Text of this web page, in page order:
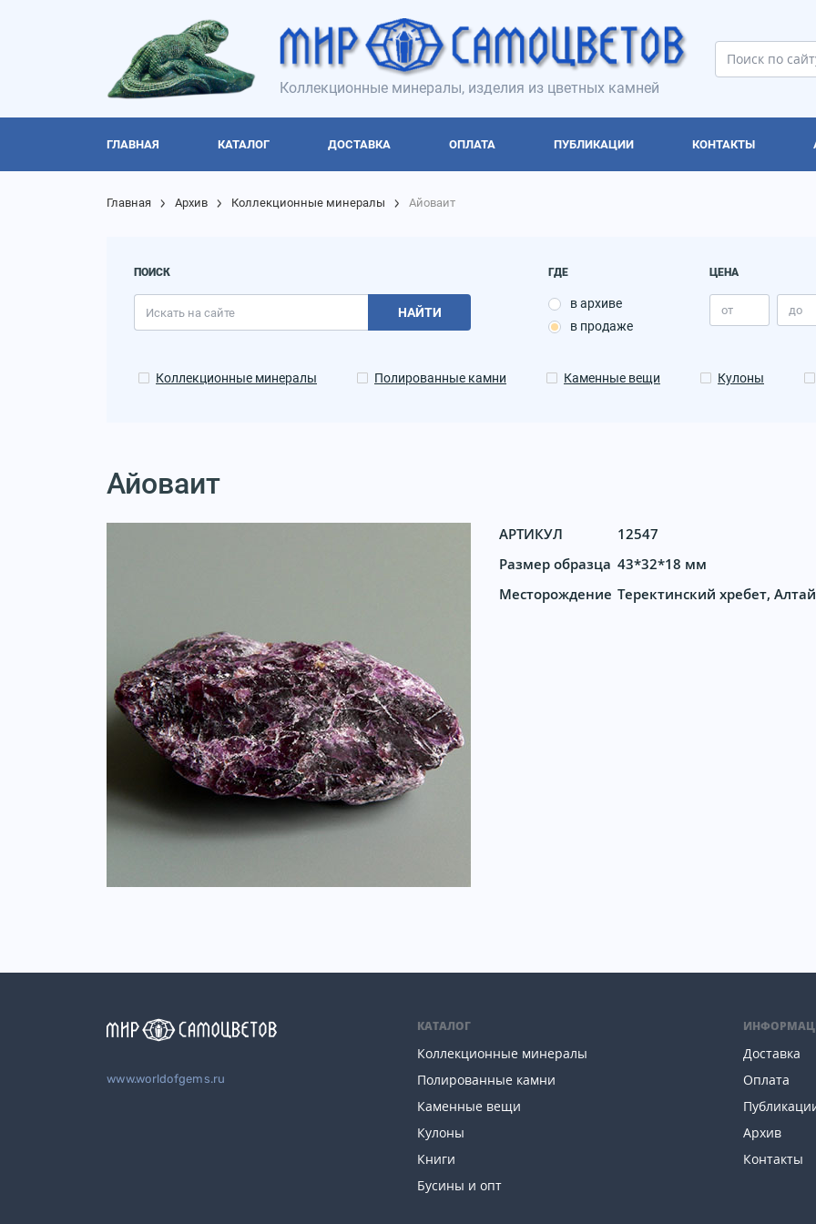
Коллекционные минералы, изделия из цветных камней
ГЛАВНАЯ КАТАЛОГ ДОСТАВКА ОПЛАТА ПУБЛИКАЦИИ КОНТАКТЫ
Главная Архив Коллекционные минералы Айоваит
ПОИСК
НАЙТИ
ГДЕ
в архиве
в продаже
ЦЕНА
Коллекционные минералы Полированные камни Каменные вещи Кулоны
Айоваит
АРТИКУЛ
12547
Размер образца 43*32*18 мм
Месторождение Теректинский хребет,
www.worldofgems.ru
КАТАЛОГ
Коллекционные минералы
Полированные камни
Каменные вещи
Кулоны
Книги
Бусины и опт
Доставка
Оплата
Архив
Контакты